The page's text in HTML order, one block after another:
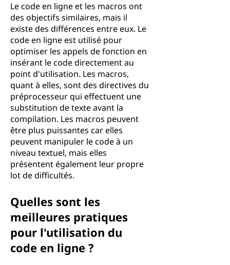
Le code en ligne et les macros ont
des objectifs similaires, mais il
existe des différences entre eux. Le
code en ligne est utilisé pour
optimiser les appels de fonction en
insérant le code directement au
point d'utilisation. Les macros,
quant à elles, sont des directives du
préprocesseur qui effectuent une
substitution de texte avant la
compilation. Les macros peuvent
être plus puissantes car elles
peuvent manipuler le code à un
niveau textuel, mais elles
présentent également leur propre
lot de difficultés.
Quelles sont les
meilleures pratiques
pour l'utilisation du
code en ligne ?